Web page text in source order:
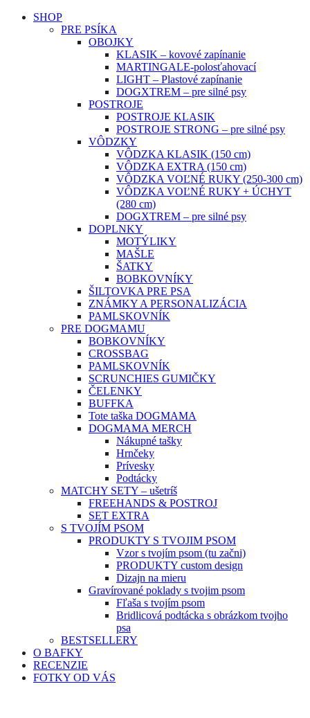
SHOP
PRE PSÍKA
OBOJKY
KLASIK – kovové zapínanie
MARTINGALE-polosťahovací
LIGHT – Plastové zapínanie
DOGXTREM – pre silné psy
POSTROJE
POSTROJE KLASIK
POSTROJE STRONG – pre silné psy
VÔDZKY
VÔDZKA KLASIK (150 cm)
VÔDZKA EXTRA (150 cm)
VÔDZKA VOĽNÉ RUKY (250-300 cm)
VÔDZKA VOĽNÉ RUKY + ÚCHYT
(280 cm)
DOGXTREM – pre silné psy
DOPLNKY
MOTÝLIKY
MAŠLE
ŠATKY
BOBKOVNÍKY
ŠILTOVKA PRE PSA
ZNÁMKY A PERSONALIZÁCIA
PAMLSKOVNÍK
PRE DOGMAMU
BOBKOVNÍKY
CROSSBAG
PAMLSKOVNÍK
SCRUNCHIES GUMIČKY
ČELENKY
BUFFKA
Tote taška DOGMAMA
DOGMAMA MERCH
Nákupné tašky
Hrnčeky
Prívesky
Podtácky
MATCHY SETY – ušetríš
FREEHANDS & POSTROJ
SET EXTRA
S TVOJÍM PSOM
PRODUKTY S TVOJIM PSOM
Vzor s tvojím psom (tu začni)
PRODUKTY custom design
Dizajn na mieru
Gravírované poklady s tvojim psom
Fľaša s tvojím psom
Bridlicová podtácka s obrázkom tvojho
psa
BESTSELLERY
O BAFKY
RECENZIE
FOTKY OD VÁS